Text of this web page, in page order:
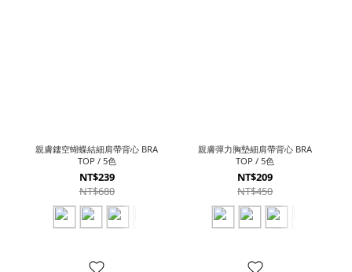
親膚鏤空蝴蝶結細肩帶背心 BRA
TOP / 5色
NT$239
NT$680
親膚彈力胸墊細肩帶背心 BRA
TOP / 5色
NT$209
NT$450